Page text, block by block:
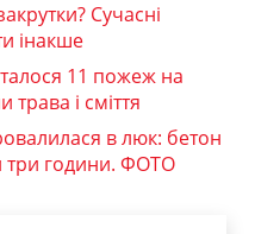
Сучасні
інакше
11 пожеж на
трава і сміття
в люк: бетон
три години. ФОТО